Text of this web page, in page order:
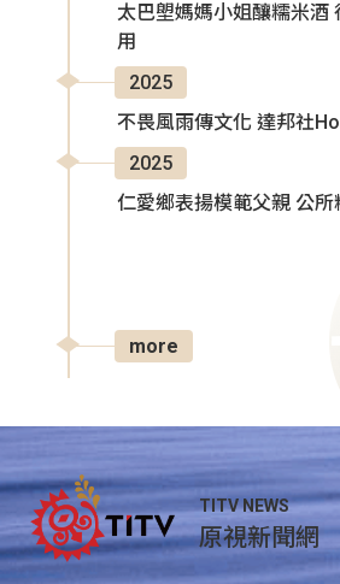
太巴塱媽媽小姐釀糯米酒
用
2025
不畏風雨傳文化 達邦社
2025
仁愛鄉表揚模範父親 公所
more
TITV NEWS
原視新聞網